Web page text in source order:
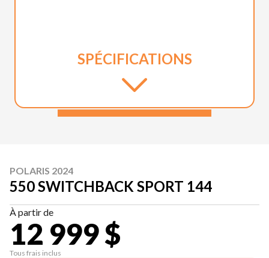
SPÉCIFICATIONS
POLARIS 2024
550 SWITCHBACK SPORT 144
À partir de
12 999 $
Tous frais inclus